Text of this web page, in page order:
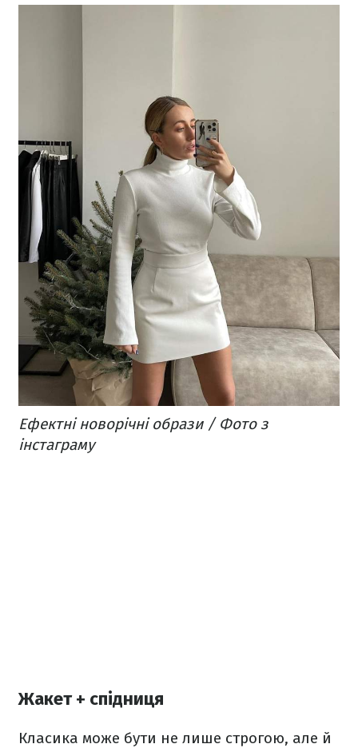
Ефектні новорічні образи / Фото з
інстаграму
Жакет + спідниця
Класика може бути не лише строгою, але й